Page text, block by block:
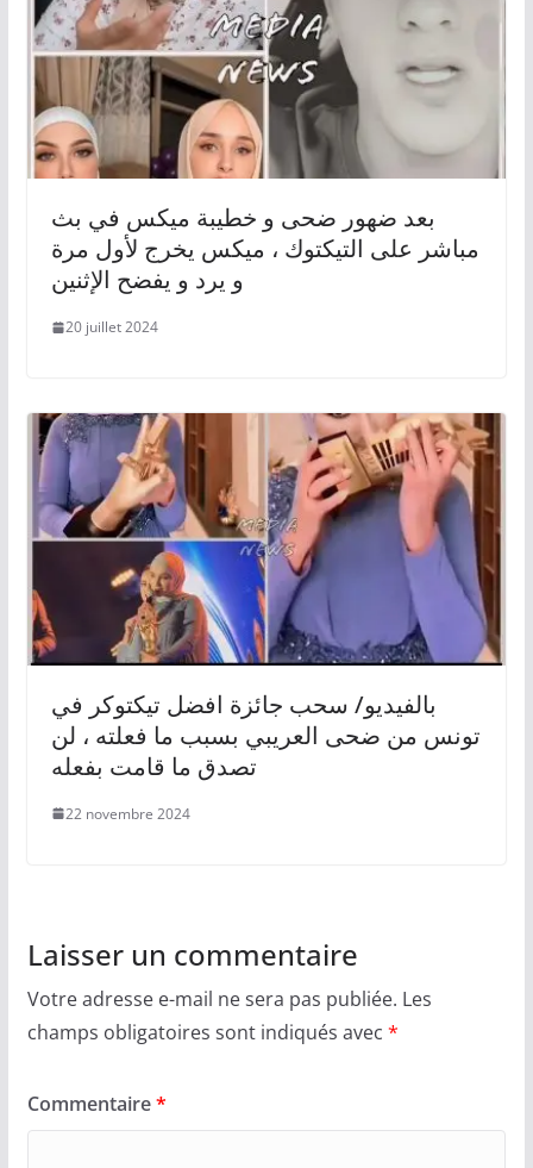
بعد ضهور ضحى و خطيبة ميكس في بث
مباشر على التيكتوك ، ميكس يخرج لأول مرة
و يرد و يفضح الإثنين
20 juillet 2024
بالفيديو/ سحب جائزة افضل تيكتوكر في
تونس من ضحى العريبي بسبب ما فعلته ، لن
تصدق ما قامت بفعله
22 novembre 2024
Laisser un commentaire
Votre adresse e-mail ne sera pas publiée. Les
champs obligatoires sont indiqués avec *
Commentaire*